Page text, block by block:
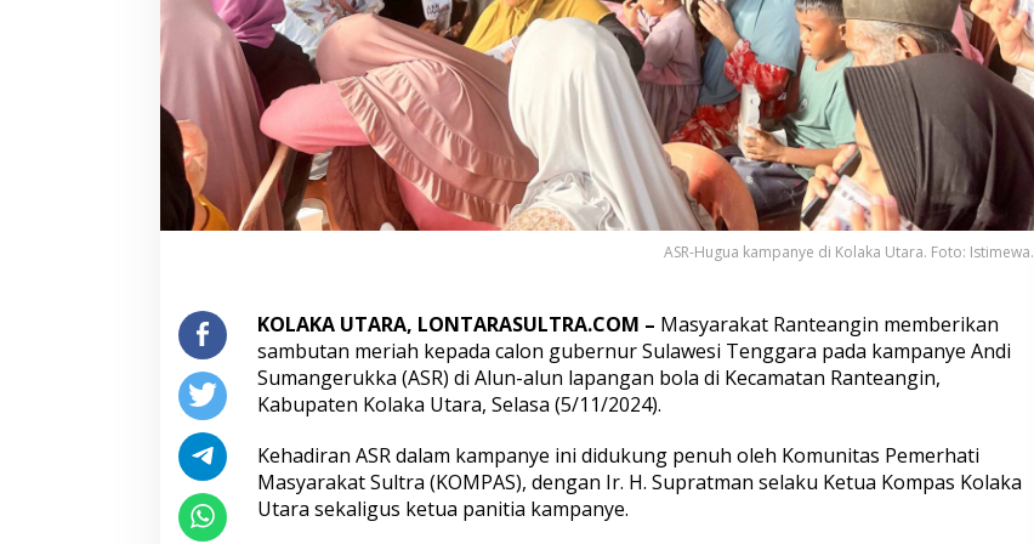
S
a
m
b
u
t
K
h
a
d
n
A
R
s
a
t
K
a
ASR-Hugua kampanye di Kolaka Utara. Foto: Istimewa.
KOLAKA UTARA, LONTARASULTRA.COM – Masyarakat Ranteangin memberikan
sambutan meriah kepada calon gubernur Sulawesi Tenggara pada kampanye Andi
Sumangerukka (ASR) di Alun-alun lapangan bola di Kecamatan Ranteangin,
Kabupaten Kolaka Utara, Selasa (5/11/2024).
Kehadiran ASR dalam kampanye ini didukung penuh oleh Komunitas Pemerhati
Masyarakat Sultra (KOMPAS), dengan Ir. H. Supratman selaku Ketua Kompas Kolaka
Utara sekaligus ketua panitia kampanye.